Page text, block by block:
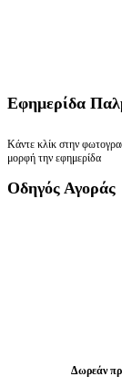
Εφημερίδα
Κάντε κλίκ στην
μορφή την εφημερίδα
Οδηγός Αγοράς
Δωρεάν